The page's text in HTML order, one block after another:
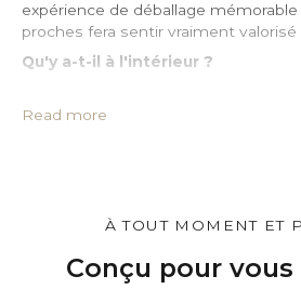
expérience de déballage
proches fera sentir vraiment valorisé
Qu'y a-t-il à l'intérieur ?
• Pochette de protection en cuir PU*
Vous pouvez personnaliser le
C'est gratuit.
Read more
À TOUT MOMENT ET
Conçu pour